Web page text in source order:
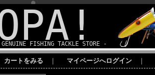
FISHING TACKLE STORE -
カートをみる ｜ マイページへログイン ｜